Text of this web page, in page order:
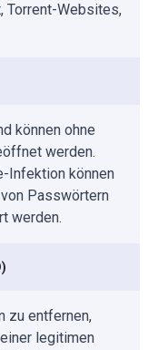
Torrent-Websites,
können ohne
werden.
Infektion können
Passwörtern
werden.
zu entfernen,
legitimen